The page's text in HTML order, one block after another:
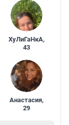
ХуЛиГаНкА,
43
Анастасия,
29